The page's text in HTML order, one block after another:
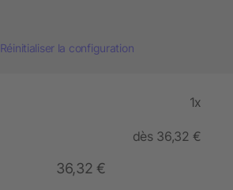
Réinitialiser la configuration
1x
dès 36,32 €
36,32 €